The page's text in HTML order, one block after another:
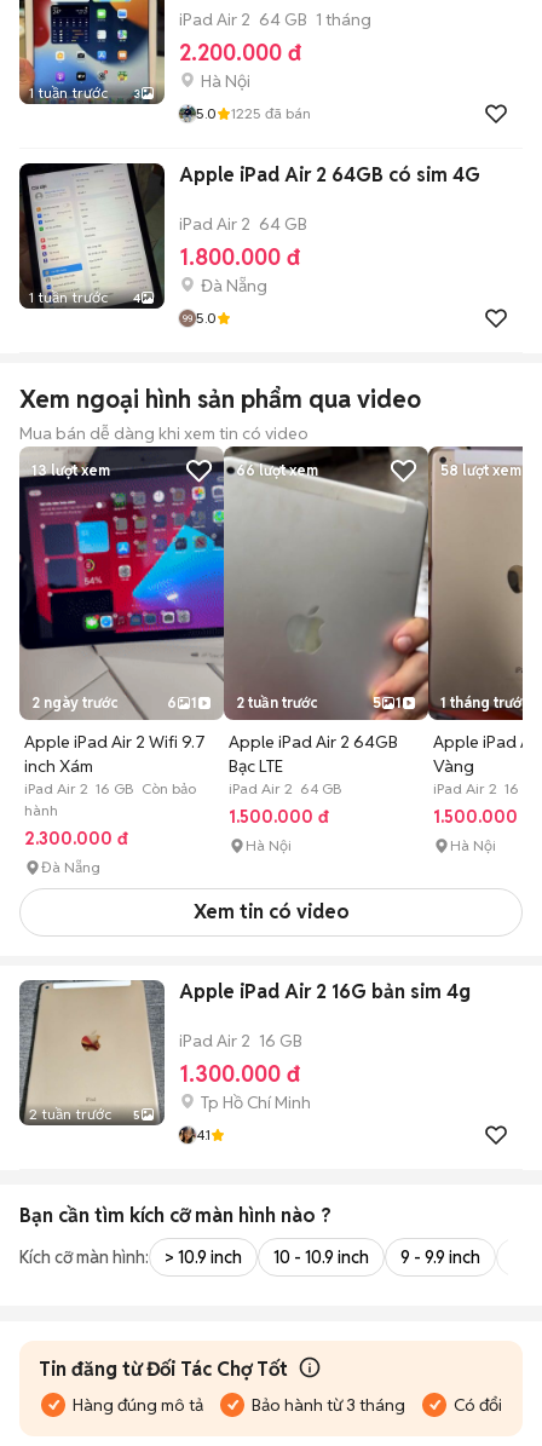
1 tuần trước 3
iPad Air 2 64 GB 1 tháng
2.200.000 đ
Hà Nội
5.0 1225 đã bán
1 tuần trước 4
Apple iPad Air 2 64GB có sim 4G
iPad Air 2 64 GB
1.800.000 đ
Đà Nẵng
5.0
Xem ngoại hình sản phẩm qua video
Mua bán dễ dàng khi xem tin có video
13lượt xem
2 ngày trước 6 1
Apple iPad Air 2 Wifi 9.7
inch Xám
iPad Air 2 16 GB Còn bảo
hành
2.300.000 đ
Đà Nẵng
66lượt xem
2 tuần trước 5 1
Apple iPad Air 2 64GB
Bạc LTE
iPad Air 2 64 GB
1.500.000 đ
Hà Nội
58lượt xem
1 tháng trước
Apple iPad Air
Vàng
iPad Air 2 16 GB
1.500.000 đ
Hà Nội
Xem tin có video
2 tuần trước 5
Apple iPad Air 2 16G bản sim 4g
iPad Air 2 16 GB
1.300.000 đ
Tp Hồ Chí Minh
4.1
Bạn cần tìm kích cỡ màn hình nào ?
Kích cỡ màn hình: > 10.9 inch 10 - 10.9 inch 9 - 9.9 inch
Tin đăng từ Đối Tác Chợ Tốt
Hàng đúng mô tả Bảo hành từ 3 tháng Có đổi trả